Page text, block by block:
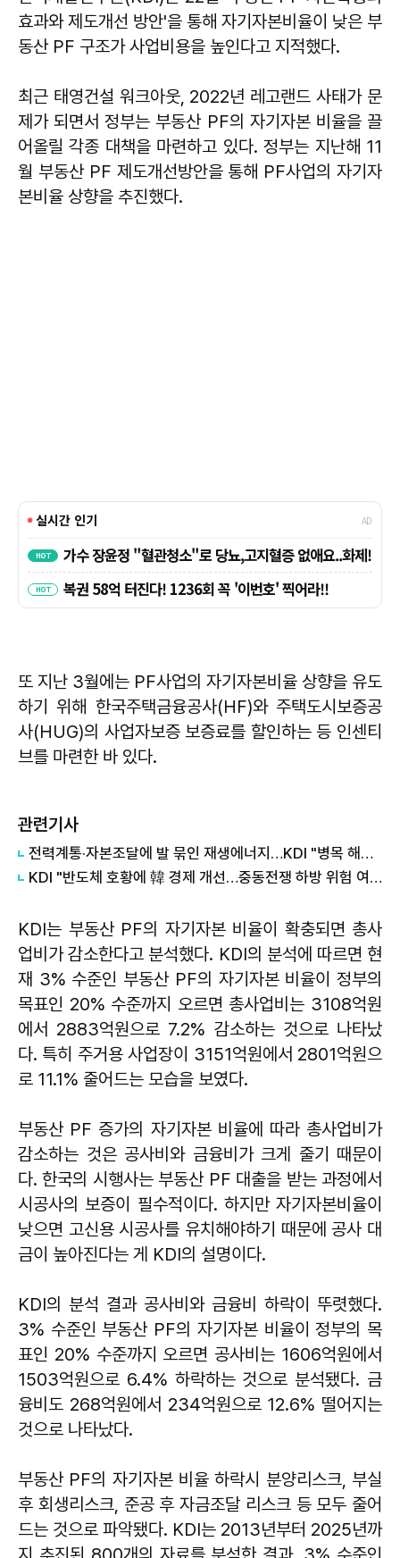
효과와 제도개선 방안'을 통해 자기자본비율이 낮은 부
동산 PF 구조가 사업비용을 높인다고 지적했다.
최근 태영건설 워크아웃, 2022년 레고랜드 사태가 문
제가 되면서 정부는 부동산 PF의 자기자본 비율을 끌
어올릴 각종 대책을 마련하고 있다. 정부는 지난해 11
월 부동산 PF 제도개선방안을 통해 PF사업의 자기자
본비율 상향을 추진했다.
또 지난 3월에는 PF사업의 자기자본비율 상향을 유도
하기 위해 한국주택금융공사(HF)와 주택도시보증공
사(HUG)의 사업자보증 보증료를 할인하는 등 인센티
브를 마련한 바 있다.
관련기사
전력계통·자본조달에 발 묶인 재생에너지…KDI "병목 해소해야"
KDI "반도체 호황에 韓 경제 개선…중동전쟁 하방 위험 여전"
KDI는 부동산 PF의 자기자본 비율이 확충되면 총사
업비가 감소한다고 분석했다. KDI의 분석에 따르면 현
재 3% 수준인 부동산 PF의 자기자본 비율이 정부의
목표인 20% 수준까지 오르면 총사업비는 3108억원
에서 2883억원으로 7.2% 감소하는 것으로 나타났
다. 특히 주거용 사업장이 3151억원에서 2801억원으
로 11.1% 줄어드는 모습을 보였다.
부동산 PF 증가의 자기자본 비율에 따라 총사업비가
감소하는 것은 공사비와 금융비가 크게 줄기 때문이
다. 한국의 시행사는 부동산 PF 대출을 받는 과정에서
시공사의 보증이 필수적이다. 하지만 자기자본비율이
낮으면 고신용 시공사를 유치해야하기 때문에 공사 대
금이 높아진다는 게 KDI의 설명이다.
KDI의 분석 결과 공사비와 금융비 하락이 뚜렷했다.
3% 수준인 부동산 PF의 자기자본 비율이 정부의 목
표인 20% 수준까지 오르면 공사비는 1606억원에서
1503억원으로 6.4% 하락하는 것으로 분석됐다. 금
융비도 268억원에서 234억원으로 12.6% 떨어지는
것으로 나타났다.
부동산 PF의 자기자본 비율 하락시 분양리스크, 부실
후 회생리스크, 준공 후 자금조달 리스크 등 모두 줄어
드는 것으로 파악됐다. KDI는 2013년부터 2025년까